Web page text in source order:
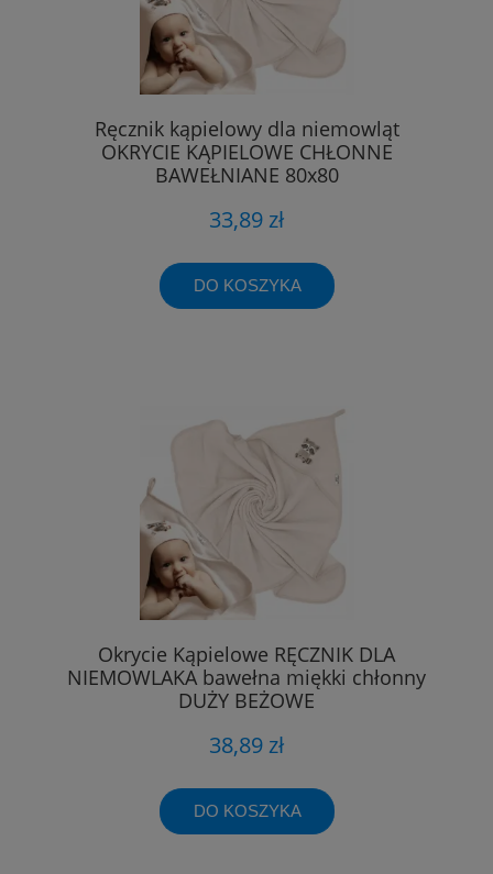
Ręcznik kąpielowy dla niemowląt
OKRYCIE KĄPIELOWE CHŁONNE
BAWEŁNIANE 80x80
33,89 zł
DO KOSZYKA
Okrycie Kąpielowe RĘCZNIK DLA
NIEMOWLAKA bawełna miękki chłonny
DUŻY BEŻOWE
38,89 zł
DO KOSZYKA